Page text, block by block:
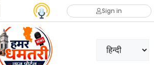
Sign in